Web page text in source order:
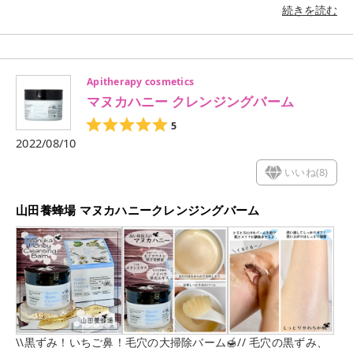
工毛を使用したブラシ ーーーーーーーーーー 実際に使ってみた
カラーバリエーションの MEやSPなどのラメ系を使用するのに
オススメ✨️ もちろん他のラメ系にも使えるよ👌 ーーーーーーー
ーーーーーーーーーーーーーー ▶マルチカラーバリエーション
SP(スパークル) 大小のパールとラメが光を集め解き放つスパー
クル 肌にフィットしゴージャスな煌めきを演出 ーーーーーーー
たけど いつも使ってる偏光系ラメと比べるとシンプルで 控えめ
めく強さが違うから ツヤっと感よりキラッキラ瞬くような動き
がある👏 どんなカラーとも相性良さそうだし使い勝手も◎ ーー
ーーーーーーーーーーーーーーーーーーー 今回マルチカラーバ
リエーションのSPを使ったけど マルチカラーのカラバリや質
感、使い方が豊富で 面白いから紹介するよ🥳 ▶9つの質感 マッ
ト(28色)、パール(11色) メタリック(6色)、トゥインクル(6色) ス
パークル(5色)、シルキー(12色) バーム(10色)、ビビッド(12
色)、グロッシー(10色) ▶9つの使い方 アイシャドウ、アイシャ
ドウベース アイライナー、アイブロウ、チーク ハイライト、シ
続きを読む
Apitherapy cosmetics
マヌカハニー クレンジングバーム
5
2022/08/10
いいね(8)
山田養蜂場 マヌカハニークレンジングバーム
\\黒ずみ！いちご鼻！毛穴の大掃除バーム🍯// 毛穴の黒ずみ、